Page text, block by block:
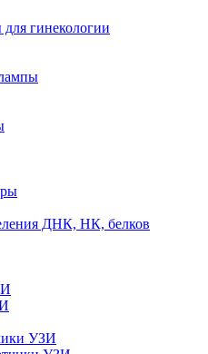
гинекологии
ДНК, НК, белков
УЗИ